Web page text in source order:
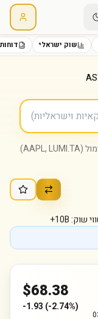
שוק ישראלי
שוק:10B+
$68.38
-1.93 (-2.74%)